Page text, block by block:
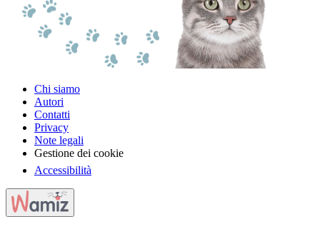
Chi siamo
Autori
Contatti
Privacy
Note legali
Gestione dei cookie
Accessibilità